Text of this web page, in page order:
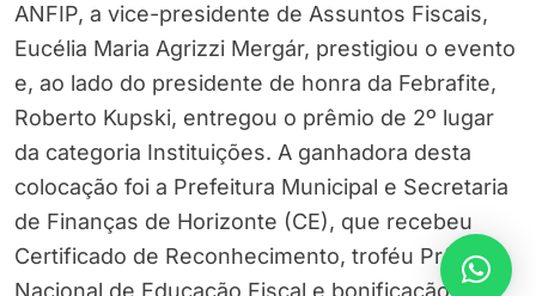
ANFIP, a vice-presidente de Assuntos Fiscais,
Eucélia Maria Agrizzi Mergár, prestigiou o evento
e, ao lado do presidente de honra da Febrafite,
Roberto Kupski, entregou o prêmio de 2º lugar
da categoria Instituições. A ganhadora desta
colocação foi a Prefeitura Municipal e Secretaria
de Finanças de Horizonte (CE), que recebeu
Certificado de Reconhecimento, troféu Prêmio
Nacional de Educação Fiscal e bonificação no